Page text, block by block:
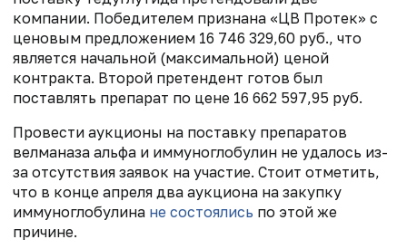
компании. Победителем признана «ЦВ Протек» с
ценовым предложением 16 746 329,60 руб., что
является начальной (максимальной) ценой
контракта. Второй претендент готов был
поставлять препарат по цене 16 662 597,95 руб.
Провести аукционы на поставку препаратов
велманаза альфа и иммуноглобулин не удалось из-
за отсутствия заявок на участие. Стоит отметить,
что в конце апреля два аукциона на закупку
иммуноглобулина не состоялись по этой же
причине.